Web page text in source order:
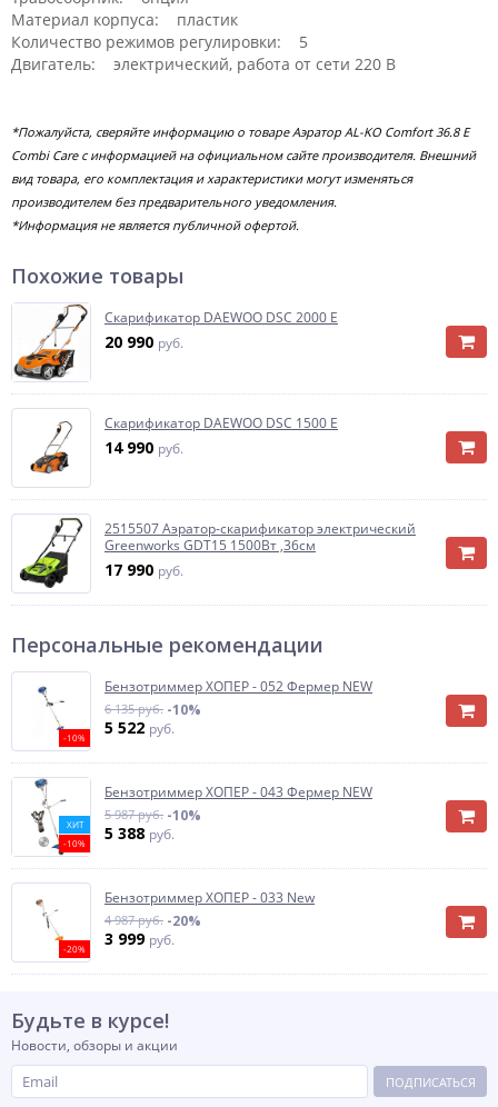
Материал корпуса: пластик
Количество режимов регулировки: 5
Двигатель: электрический, работа от сети 220 В
*Пожалуйста, сверяйте информацию о товаре Аэратор AL-KO Comfort 36.8 E
Combi Care с информацией на официальном сайте производителя. Внешний
вид товара, его комплектация и характеристики могут изменяться
производителем без предварительного уведомления.
*Информация не является публичной офертой.
Похожие товары
Скарификатор DAEWOO DSC 2000 E
20 990 руб.
Скарификатор DAEWOO DSC 1500 E
14 990 руб.
2515507 Аэратор-скарификатор электрический
Greenworks GDT15 1500Вт ,36см
17 990 руб.
Персональные рекомендации
-10%
Бензотриммер ХОПЕР - 052 Фермер NEW
6 135 руб. -10%
5 522 руб.
ХИТ
-10%
Бензотриммер ХОПЕР - 043 Фермер NEW
5 987 руб. -10%
5 388 руб.
-20%
Бензотриммер ХОПЕР - 033 New
4 987 руб. -20%
3 999 руб.
Будьте в курсе!
Новости, обзоры и акции
ПОДПИСАТЬСЯ